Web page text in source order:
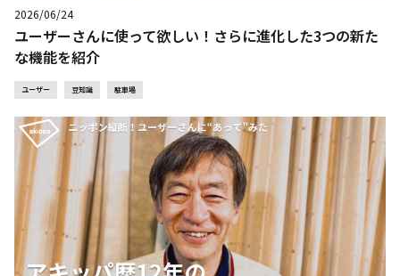
2026/06/24
ユーザーさんに使って欲しい！さらに進化した3つの新た
な機能を紹介
ユーザー 豆知識 駐車場